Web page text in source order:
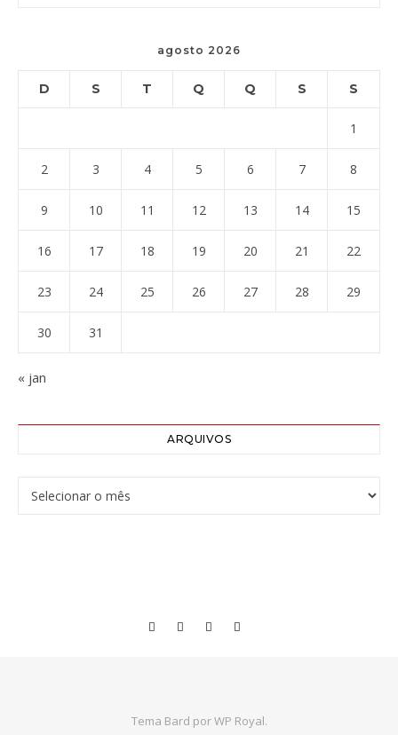
agosto 2026
D S T Q Q S S
1
2 3 4 5 6 7 8
9 10 11 12 13 14 15
16 17 18 19 20 21 22
23 24 25 26 27 28 29
30 31
« jan
ARQUIVOS
Tema Bard porWP Royal.